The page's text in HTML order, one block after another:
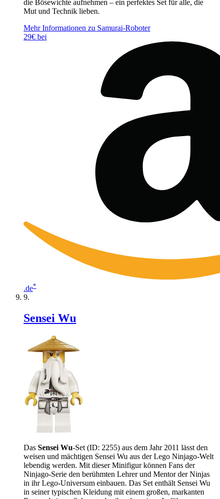
die Bösewichte aufnehmen – ein perfektes Set für alle, die
Mut und Technik lieben.
Mehr Informationen zu Samurai-Roboter
29€ bei
.de*
Sensei Wu
Das Sensei Wu-Set (ID: 2255) aus dem Jahr 2011 lässt den
weisen und mächtigen Sensei Wu aus der Lego Ninjago-Welt
lebendig werden. Mit dieser Minifigur können Fans der
Ninjago-Serie den berühmten Lehrer und Mentor der Ninjas
in ihr Lego-Universum einbauen. Das Set enthält Sensei Wu
in seiner typischen Kleidung mit einem großen, markanten